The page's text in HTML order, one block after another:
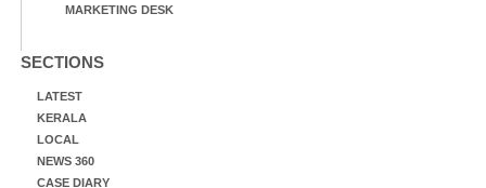
MARKETING DESK
SECTIONS
LATEST
KERALA
LOCAL
NEWS 360
CASE DIARY